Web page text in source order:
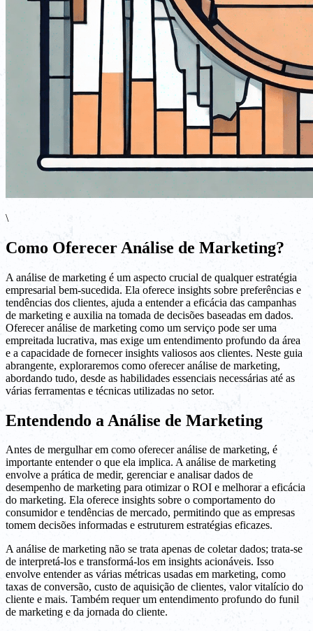
\
Como Oferecer Análise de Marketing?
A análise de marketing é um aspecto crucial de qualquer estratégia
empresarial bem-sucedida. Ela oferece insights sobre preferências e
tendências dos clientes, ajuda a entender a eficácia das campanhas
de marketing e auxilia na tomada de decisões baseadas em dados.
Oferecer análise de marketing como um serviço pode ser uma
empreitada lucrativa, mas exige um entendimento profundo da área
e a capacidade de fornecer insights valiosos aos clientes. Neste guia
abrangente, exploraremos como oferecer análise de marketing,
abordando tudo, desde as habilidades essenciais necessárias até as
várias ferramentas e técnicas utilizadas no setor.
Entendendo a Análise de Marketing
Antes de mergulhar em como oferecer análise de marketing, é
importante entender o que ela implica. A análise de marketing
envolve a prática de medir, gerenciar e analisar dados de
desempenho de marketing para otimizar o ROI e melhorar a eficácia
do marketing. Ela oferece insights sobre o comportamento do
consumidor e tendências de mercado, permitindo que as empresas
tomem decisões informadas e estruturem estratégias eficazes.
A análise de marketing não se trata apenas de coletar dados; trata-se
de interpretá-los e transformá-los em insights acionáveis. Isso
envolve entender as várias métricas usadas em marketing, como
taxas de conversão, custo de aquisição de clientes, valor vitalício do
cliente e mais. Também requer um entendimento profundo do funil
de marketing e da jornada do cliente.